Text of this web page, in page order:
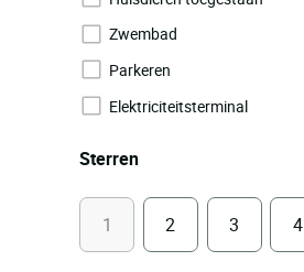
Zwembad
Parkeren
Elektriciteitsterminal
Sterren
1 2 3 4